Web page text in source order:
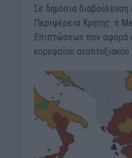
Σε δημόσια διαβούλευση
Περιφέρεια Κρήτης η
Επιπτώσεων που αφορά
κορυφαίου αναπτυξιακού